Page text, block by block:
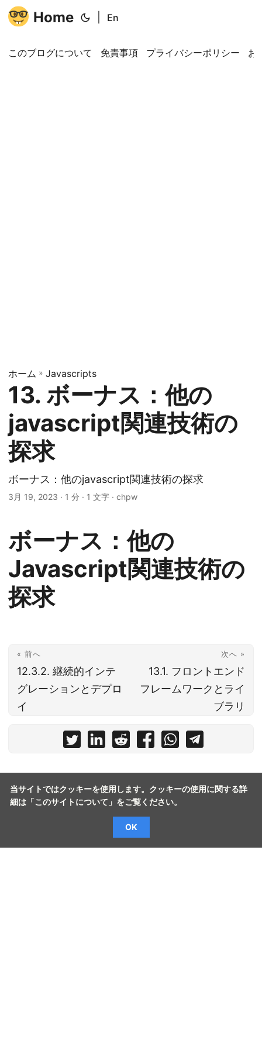
Home En
このブログについて 免責事項 プライバシーポリシー お
ホーム » Javascripts
13. ボーナス：他の
javascript関連技術の
探求
ボーナス：他のjavascript関連技術の探求
3月 19, 2023 · 1 分 · 1 文字 · chpw
ボーナス：他の
Javascript関連技術の
探求
« 前へ
12.3.2. 継続的インテ
グレーションとデプロ
イ
次へ »
13.1. フロントエンド
フレームワークとライ
ブラリ
当サイトではクッキーを使用します。クッキーの使用に関する詳
細は「このサイトについて 」をご覧ください。
OK